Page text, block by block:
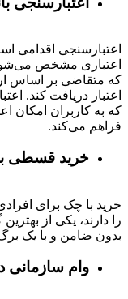
اعتبارسنجی اقدامی
اعتباری مشخص
که متقاضی بر اساس
اعتبار دریافت کند.
که به کاربران امکان
فراهم می‌کند.
خرید قسطی
خرید با چک برای
را دارند، یکی از
بدون ضامن و با یک
وام سازمانی